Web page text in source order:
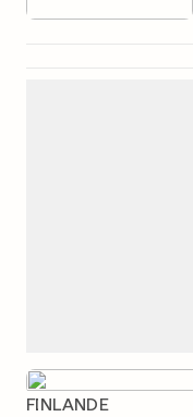
FINLANDE